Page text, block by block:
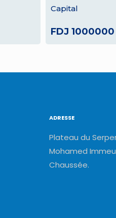
Capital
FDJ 1000000
ADRESSE
Plateau du
Mohamed
Chaussée.